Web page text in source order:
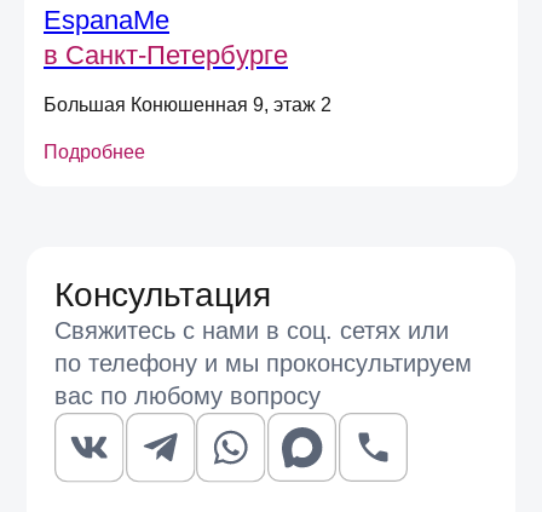
EspanaMe
в Санкт-Петербурге
Большая Конюшенная 9, этаж 2
Подробнее
Отправить